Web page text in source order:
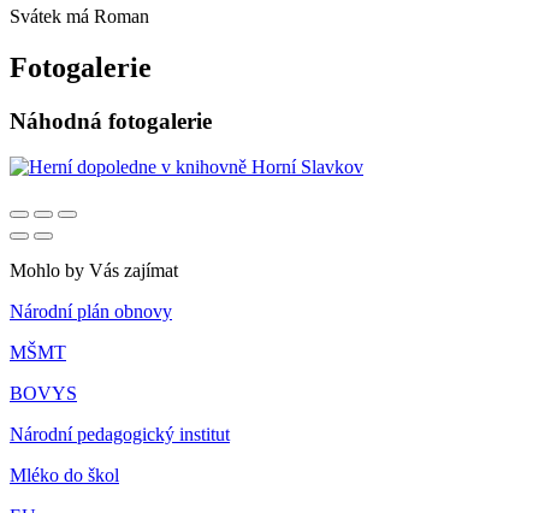
Svátek má Roman
Fotogalerie
Náhodná fotogalerie
Mohlo by Vás zajímat
Národní plán obnovy
MŠMT
BOVYS
Národní pedagogický institut
Mléko do škol